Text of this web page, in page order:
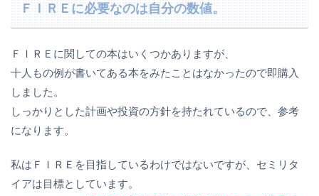
ＦＩＲＥに必要なのは自分の数値。
ＦＩＲＥに関しての本はいくつかありますが、
十人もの例が書いてある本をみたことはなかったので即購入
しました。
しっかりとした計画や投資の方針を持たれているので、参考
になります。
私はＦＩＲＥを目指しているわけではないですが、セミリタ
イアは目標としています。